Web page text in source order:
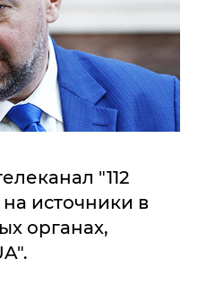
"112
источники в
органах,